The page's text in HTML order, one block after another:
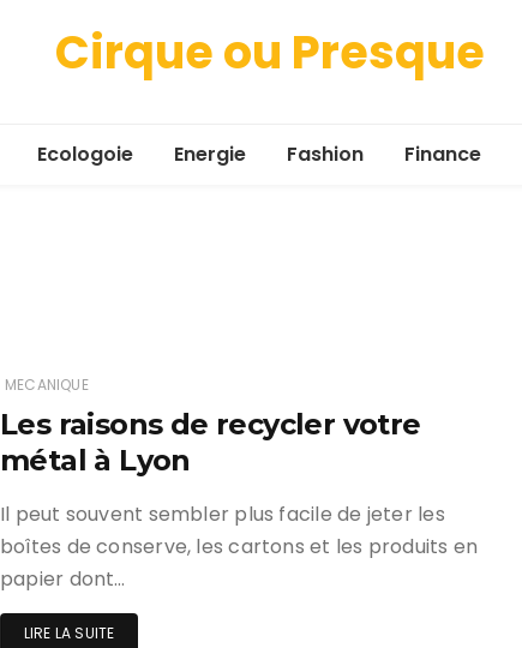
Cirque ou Presque
Ecologoie Energie Fashion Finance
MECANIQUE
Les raisons de recycler votre
métal à Lyon
Il peut souvent sembler plus facile de jeter les
boîtes de conserve, les cartons et les produits en
papier dont…
LIRE LA SUITE